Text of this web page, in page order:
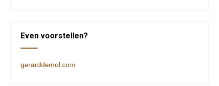
Even voorstellen?
gerarddemol.com